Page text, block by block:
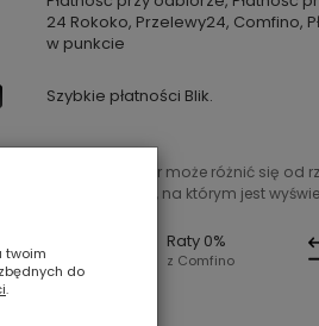
24 Rokoko, Przelewy24, Comfino,
w punkcie
Szybkie płatności Blik.
że prezentowany kolor może różnić się od
od ustawień sprzętu, na którym jest
Raty 0%
z Comfino
twoim
do
.